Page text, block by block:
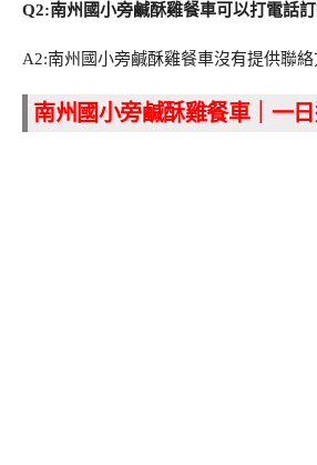
Q2:南州國小旁鹹酥雞餐車可以打電話
A2:南州國小旁鹹酥雞餐車沒有提供聯絡
南州國小旁鹹酥雞餐車｜一